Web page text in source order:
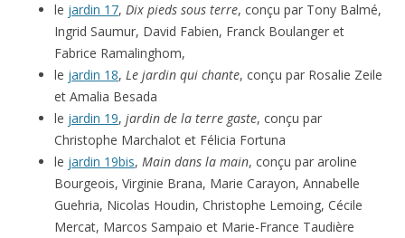
le jardin 17, Dix pieds sous terre, conçu par Tony Balmé,
Ingrid Saumur, David Fabien, Franck Boulanger et
Fabrice Ramalinghom,
le jardin 18, Le jardin qui chante, conçu par Rosalie Zeile
et Amalia Besada
le jardin 19, jardin de la terre gaste, conçu par
Christophe Marchalot et Félicia Fortuna
le jardin 19bis, Main dans la main, conçu par aroline
Bourgeois, Virginie Brana, Marie Carayon, Annabelle
Guehria, Nicolas Houdin, Christophe Lemoing, Cécile
Mercat, Marcos Sampaio et Marie-France Taudière